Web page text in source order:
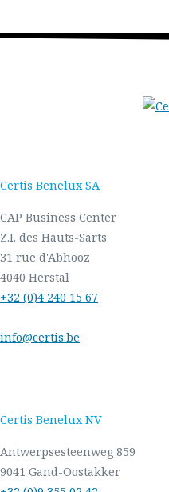
Certis Benelux SA
CAP Business Center
Z.I. des Hauts-Sarts
31 rue d'Abhooz
4040 Herstal
+32 (0)4 240 15 67
info@certis.be
Certis Benelux NV
Antwerpsesteenweg 859
9041 Gand-Oostakker